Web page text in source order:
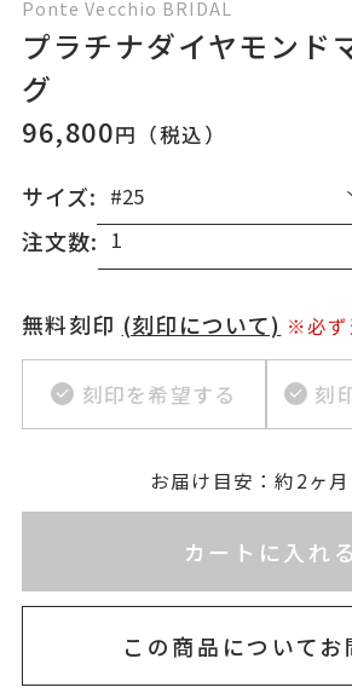
Ponte Vecchio BRIDAL
プラチナダイヤモンド
グ
96,800円（税込）
サイズ:
注文数:
無料刻印 (刻印について) ※必ず
刻印を希望する 刻
お届け目安：約2ヶ
カートに入れる
この商品についてお